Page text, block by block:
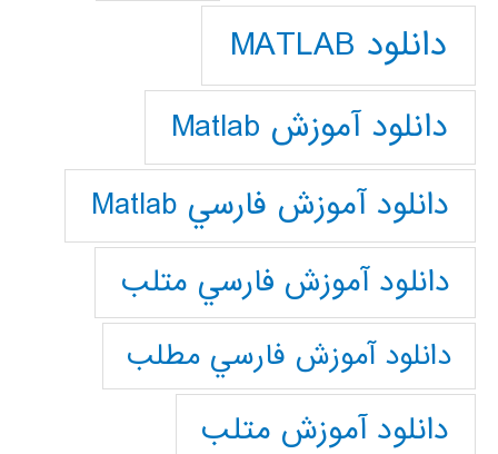
دانلود MATLAB
دانلود آموزش Matlab
دانلود آموزش فارسي Matlab
دانلود آموزش فارسي متلب
دانلود آموزش فارسي مطلب
دانلود آموزش متلب